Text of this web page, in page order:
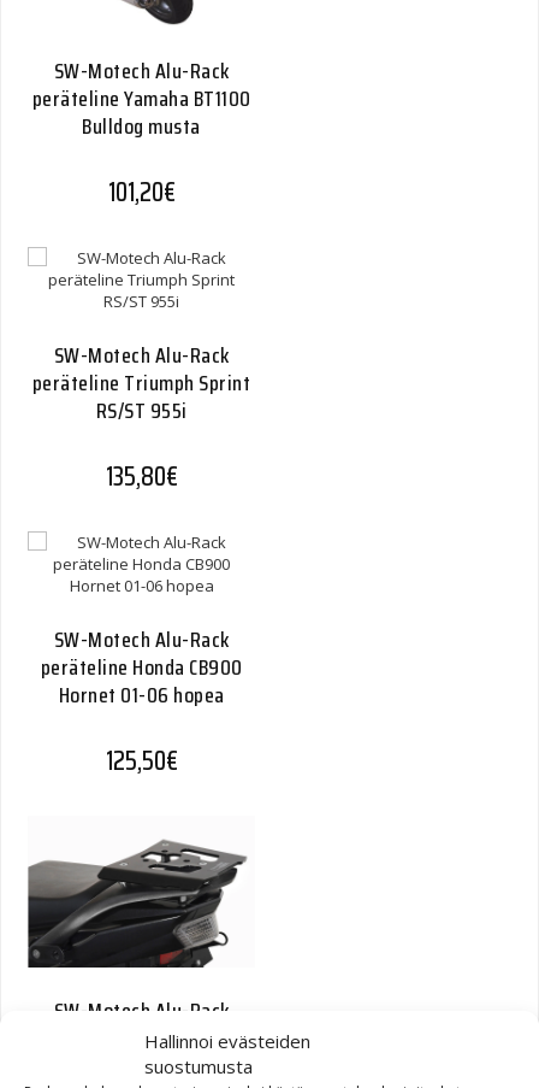
Hallinnoi evästeiden
suostumusta
SW-Motech Alu-Rack
peräteline Yamaha BT1100
Bulldog musta
101,20€
SW-Motech Alu-Rack
peräteline Triumph Sprint
RS/ST 955i
135,80€
SW-Motech Alu-Rack
peräteline Honda CB900
Hornet 01-06 hopea
125,50€
SW-Motech Alu-Rack
peräteline Yamaha
TDM900